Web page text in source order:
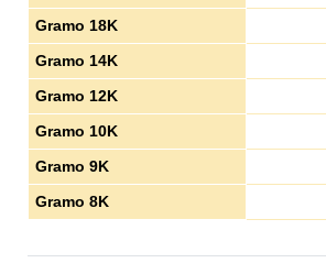
Gramo 18K
Gramo 14K
Gramo 12K
Gramo 10K
Gramo 9K
Gramo 8K